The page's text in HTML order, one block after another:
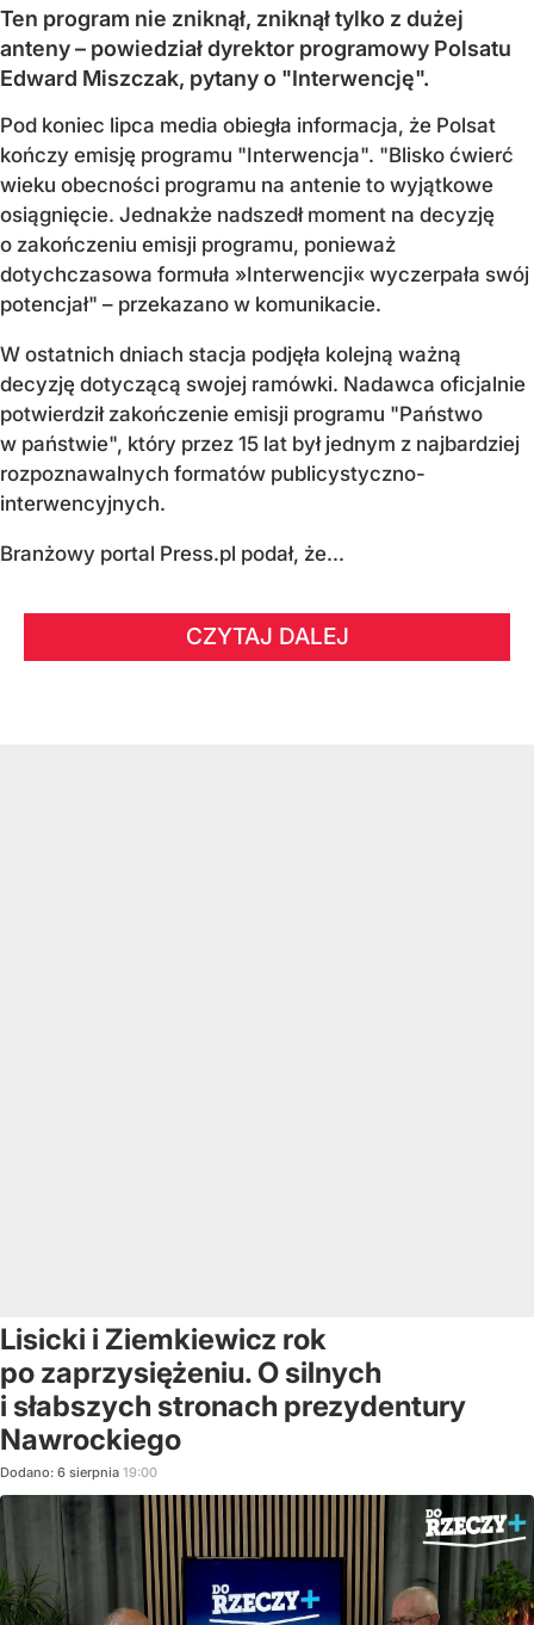
Ten program nie zniknął, zniknął tylko z dużej
anteny – powiedział dyrektor programowy Polsatu
Edward Miszczak, pytany o "Interwencję".
Pod koniec lipca media obiegła informacja, że Polsat
kończy emisję programu "Interwencja". "Blisko ćwierć
wieku obecności programu na antenie to wyjątkowe
osiągnięcie. Jednakże nadszedł moment na decyzję
o zakończeniu emisji programu, ponieważ
dotychczasowa formuła »Interwencji« wyczerpała swój
potencjał" – przekazano w komunikacie.
W ostatnich dniach stacja podjęła kolejną ważną
decyzję dotyczącą swojej ramówki. Nadawca oficjalnie
potwierdził zakończenie emisji programu "Państwo
w państwie", który przez 15 lat był jednym z najbardziej
rozpoznawalnych formatów publicystyczno-
interwencyjnych.
Branżowy portal Press.pl podał, że...
CZYTAJ DALEJ
Lisicki i Ziemkiewicz rok
po zaprzysiężeniu. O silnych
i słabszych stronach prezydentury
Nawrockiego
Dodano: 6 sierpnia 19:00